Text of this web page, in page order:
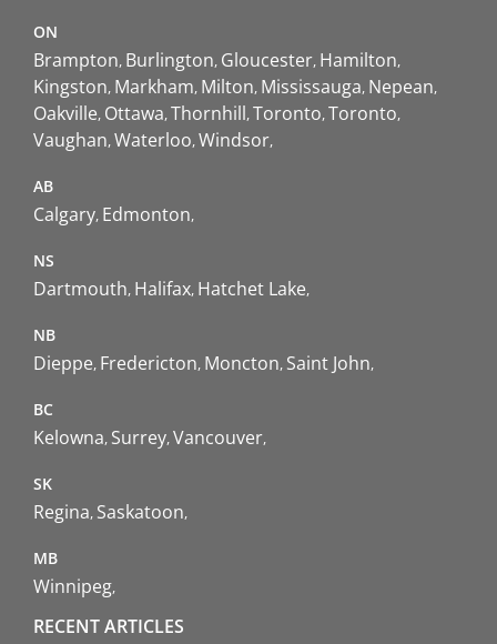
ON
Brampton Burlington Gloucester Hamilton
Kingston Markham Milton Mississauga Nepean
Oakville Ottawa Thornhill Toronto Toronto
Vaughan Waterloo Windsor
AB
Calgary Edmonton
NS
Dartmouth Halifax Hatchet Lake
NB
Dieppe Fredericton Moncton Saint John
BC
Kelowna Surrey Vancouver
SK
Regina Saskatoon
MB
Winnipeg
RECENT ARTICLES